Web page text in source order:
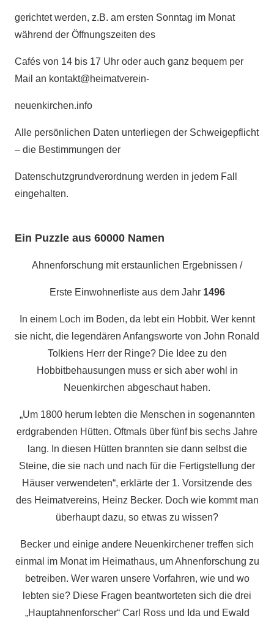
gerichtet werden, z.B. am ersten Sonntag im Monat
während der Öffnungszeiten des
Cafés von 14 bis 17 Uhr oder auch ganz bequem per
Mail an kontakt@heimatverein-
neuenkirchen.info
Alle persönlichen Daten unterliegen der Schweigepflicht
– die Bestimmungen der
Datenschutzgrundverordnung werden in jedem Fall
eingehalten.
Ein Puzzle aus 60000 Namen
Ahnenforschung mit erstaunlichen Ergebnissen /
Erste Einwohnerliste aus dem Jahr 1496
In einem Loch im Boden, da lebt ein Hobbit. Wer kennt
sie nicht, die legendären Anfangsworte von John Ronald
Tolkiens Herr der Ringe? Die Idee zu den
Hobbitbehausungen muss er sich aber wohl in
Neuenkirchen abgeschaut haben.
„Um 1800 herum lebten die Menschen in sogenannten
erdgrabenden Hütten. Oftmals über fünf bis sechs Jahre
lang. In diesen Hütten brannten sie dann selbst die
Steine, die sie nach und nach für die Fertigstellung der
Häuser verwendeten“, erklärte der 1. Vorsitzende des
des Heimatvereins, Heinz Becker. Doch wie kommt man
überhaupt dazu, so etwas zu wissen?
Becker und einige andere Neuenkirchener treffen sich
einmal im Monat im Heimathaus, um Ahnenforschung zu
betreiben. Wer waren unsere Vorfahren, wie und wo
lebten sie? Diese Fragen beantworteten sich die drei
„Hauptahnenforscher“ Carl Ross und Ida und Ewald